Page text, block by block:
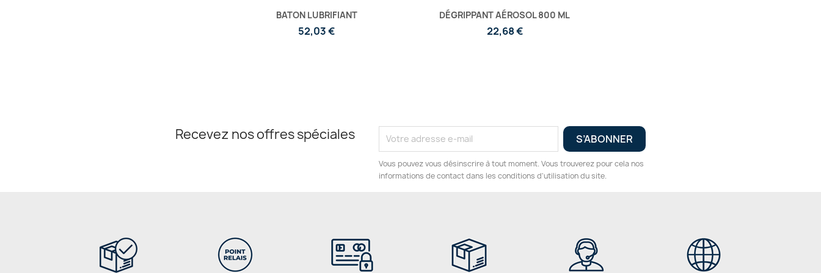
BATON LUBRIFIANT
52,03 €
DÉGRIPPANT AÉROSOL 800 ML
22,68 €
Recevez nos offres spéciales
Vous pouvez vous désinscrire à tout moment. Vous trouverez pour cela nos
informations de contact dans les conditions d'utilisation du site.